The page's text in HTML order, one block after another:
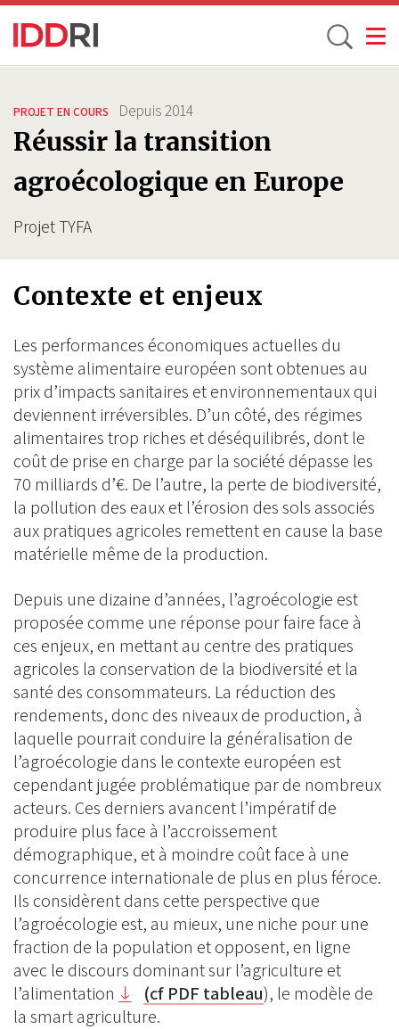
contenu
principal
Toggle
PROJET EN COURS Depuis2014
Réussir la transition
agroécologique en Europe
Projet TYFA
Contexte et enjeux
Les performances économiques actuelles du
système alimentaire européen sont obtenues au
prix d’impacts sanitaires et environnementaux qui
deviennent irréversibles. D’un côté, des régimes
alimentaires trop riches et déséquilibrés, dont le
coût de prise en charge par la société dépasse les
70 milliards d’€. De l’autre, la perte de biodiversité,
la pollution des eaux et l’érosion des sols associés
aux pratiques agricoles remettent en cause la base
matérielle même de la production.
Depuis une dizaine d’années, l’agroécologie est
proposée comme une réponse pour faire face à
ces enjeux, en mettant au centre des pratiques
agricoles la conservation de la biodiversité et la
santé des consommateurs. La réduction des
rendements, donc des niveaux de production, à
laquelle pourrait conduire la généralisation de
l’agroécologie dans le contexte européen est
cependant jugée problématique par de nombreux
acteurs. Ces derniers avancent l’impératif de
produire plus face à l’accroissement
démographique, et à moindre coût face à une
concurrence internationale de plus en plus féroce.
Ils considèrent dans cette perspective que
l’agroécologie est, au mieux, une niche pour une
fraction de la population et opposent, en ligne
avec le discours dominant sur l’agriculture et
l’alimentation
(cf PDF tableau), le modèle de
la smart agriculture.